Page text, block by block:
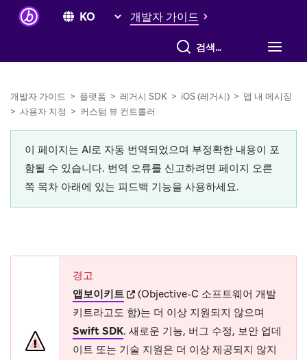
개발자 가이드
전체 검색
개발자 가이드 > 플랫폼 > 레거시 SDK > iOS (레거시) > 앱 내 메시징
> 사용자 지정 > 커스텀 뷰 컨트롤러
이 페이지는 AI로 자동 번역되었으며 부정확한 내용이 포
함될 수 있습니다. 번역 오류를 신고하려면 페이지 오른
쪽 목차 아래에 있는 피드백 기능을 사용하세요.
경고
앱보이키트(opens in new tab)
(Objective-C 소프트웨어 개발
키트라고도 함)는 더 이상 지원되지 않으며
Swift SDK. 새로운 기능, 버그 수정, 보안 업데
이트 또는 기술 지원은 더 이상 제공되지 않지